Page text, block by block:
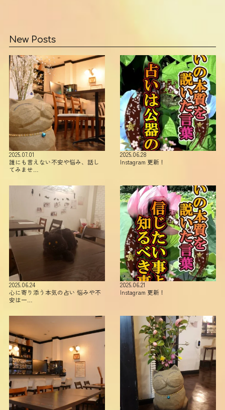
New Posts
2025.07.01
誰にも言えない不安や悩み、話し
てみませ…
2025.06.28
Instagram 更新！
2025.06.24
心に寄り添う本気の占い 悩みや不
安は一…
2025.06.21
Instagram 更新！